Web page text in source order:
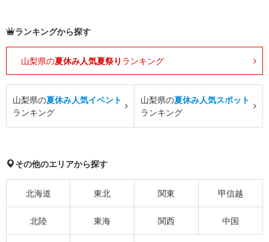
ランキングから探す
山梨県の夏休み人気夏祭り ランキング
山梨県の夏休み人気イベント
ランキング
山梨県の夏休み人気スポット
ランキング
その他のエリアから探す
北海道 東北 関東 甲信越
北陸 東海 関西 中国